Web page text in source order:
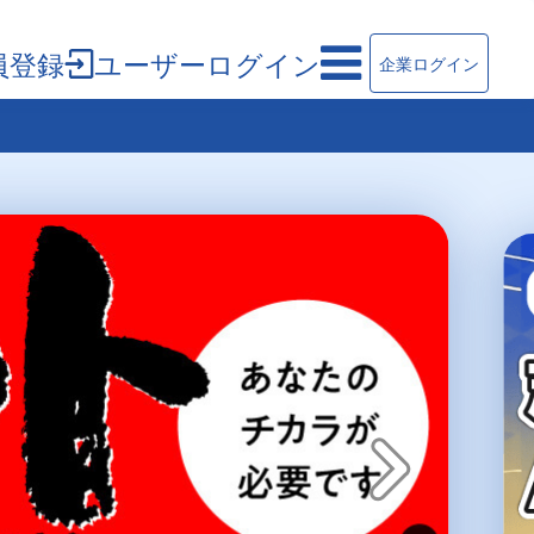
登録 ユーザーログイン 企業ログイン